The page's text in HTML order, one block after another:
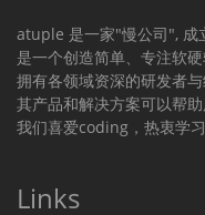
atuple 是一家"慢公司", 成
是一个创造简单、专注软
拥有各领域资深的研发者
其产品和解决方案可以帮
我们喜爱coding，热衷学
Links